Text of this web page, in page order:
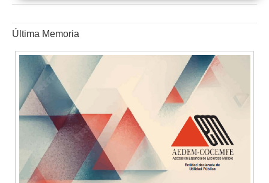
Última Memoria